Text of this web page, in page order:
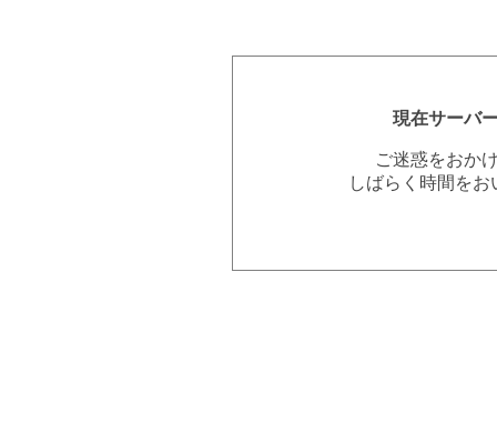
現在サーバ
ご迷惑をおか
しばらく時間を